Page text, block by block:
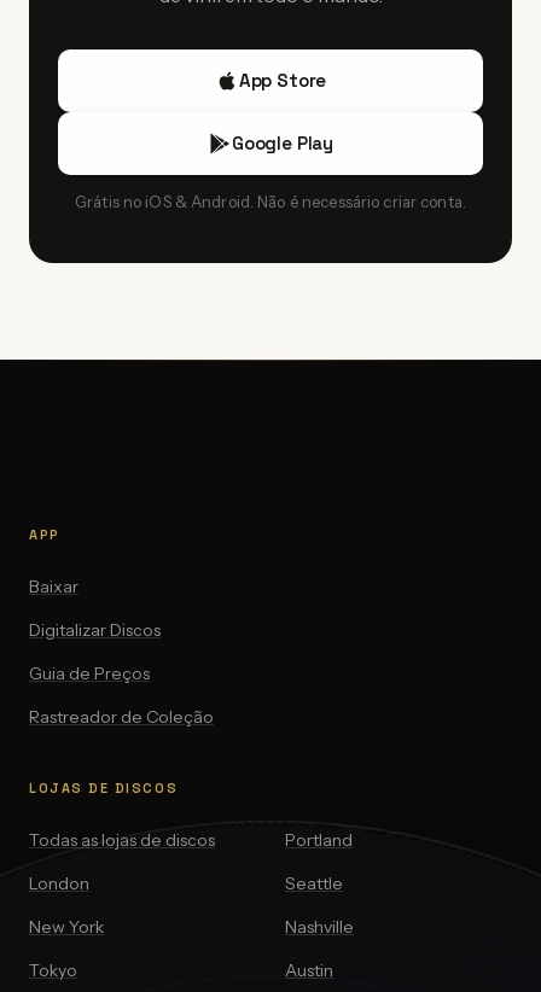
App Store
Google Play
Grátis no iOS & Android. Não é necessário criar conta.
APP
Baixar
Digitalizar Discos
Guia de Preços
Rastreador de Coleção
LOJAS DE DISCOS
Todas as lojas de discos
London
New York
Tokyo
Portland
Seattle
Nashville
Austin